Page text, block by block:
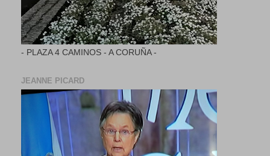
- PLAZA 4 CAMINOS - A CORUÑA -
JEANNE PICARD